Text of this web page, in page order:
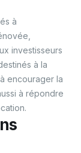
à
investisseurs
à la
encourager la
à répondre